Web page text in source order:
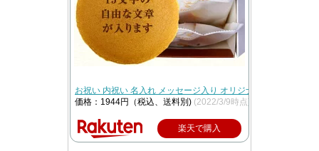
お祝い 内祝い 名入れ メッセージ入り オリジナル どら焼き 5
価格：1944円（税込、送料別) (2022/3/9時点)
楽天で購入